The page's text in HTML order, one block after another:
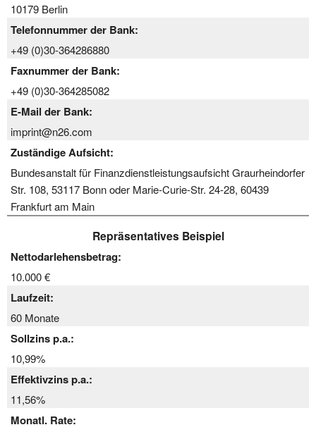
10179 Berlin
Telefonnummer der Bank:
+49 (0)30-364286880
Faxnummer der Bank:
+49 (0)30-364285082
E-Mail der Bank:
imprint@n26.com
Zuständige Aufsicht:
Bundesanstalt für Finanzdienstleistungsaufsicht Graurheindorfer
Str. 108, 53117 Bonn oder Marie-Curie-Str. 24-28, 60439
Frankfurt am Main
Repräsentatives Beispiel
Nettodarlehensbetrag:
10.000 €
Laufzeit:
60 Monate
Sollzins p.a.:
10,99%
Effektivzins p.a.:
11,56%
Monatl. Rate: